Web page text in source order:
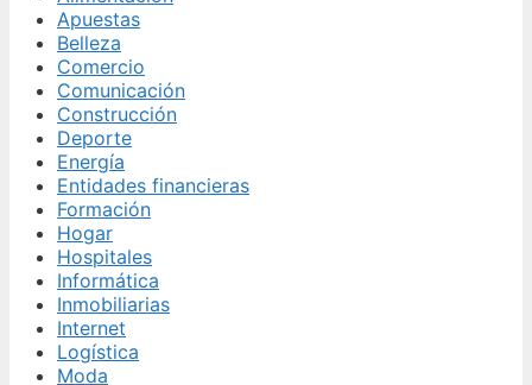
Apuestas
Belleza
Comercio
Comunicación
Construcción
Deporte
Energía
Entidades financieras
Formación
Hogar
Hospitales
Informática
Inmobiliarias
Internet
Logística
Moda